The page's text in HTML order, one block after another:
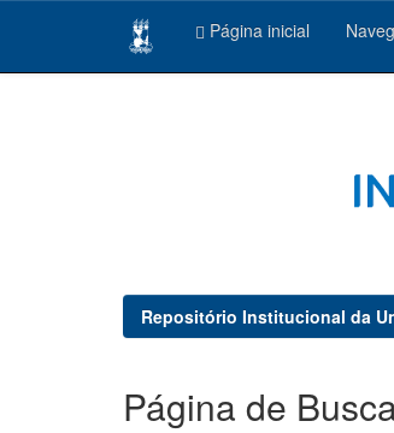
Página inicial
Repositório Institucional da
Página de